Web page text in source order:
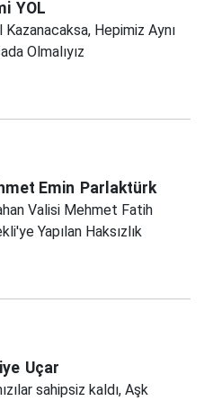
YOL
Kazanacaksa, Hepimiz Aynı
Olmalıyız
Emin Parlaktürk
Valisi Mehmet Fatih
Yapılan Haksızlık
Uçar
sahipsiz kaldı, Aşk